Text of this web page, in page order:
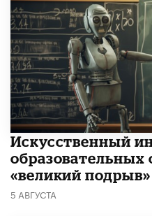
​Искусственный
«великий
5 АВГУСТА